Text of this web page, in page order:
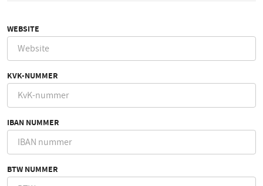
WEBSITE
KVK-NUMMER
IBAN NUMMER
BTW NUMMER